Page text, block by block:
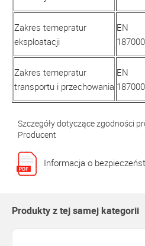
Zakres temepratur
eksploatacji
EN
187000
Zakres temepratur
transportu i przechowania
EN
187000
Szczegóły dotyczące zgodności
Producent
Informacja o
Produkty z tej samej kategorii